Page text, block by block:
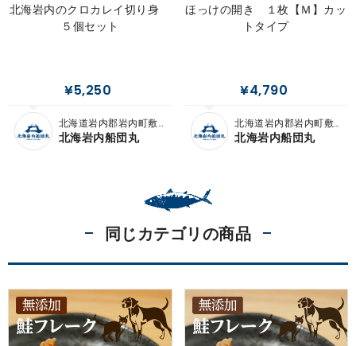
北海岩内のクロカレイ切り身
５個セット
¥5,250
北海道岩内郡岩内町敷
島内
北海岩内船団丸
ほっけの開き １枚【Ｍ】カッ
トタイプ
¥4,790
北海道岩内郡岩内町敷
島内
北海岩内船団丸
同じカテゴリの商品